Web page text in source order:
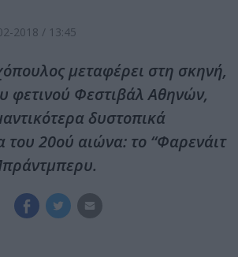
2018 / 13:45
μεταφέρει στη σκηνή,
φετινού Φεστιβάλ Αθηνών,
δυστοπικά
του 20ού αιώνα: το “Φαρενάιτ